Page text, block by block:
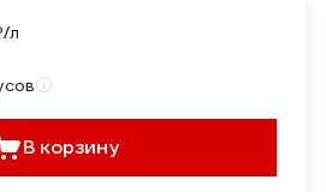
л
В корзину